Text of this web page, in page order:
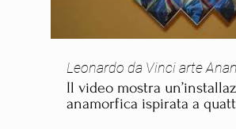
Leonardo da Vinci arte
Il video mostra
anamorfica ispirata a